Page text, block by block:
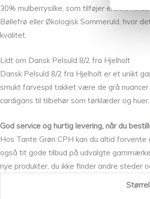
30% mulberrysilke, som tilføjer ekstra
Bøllefrø eller Økologisk Sommeruld, hvor
kvalitet.
Lidt om Dansk Pelsuld 8/2 fra Hjelholt
Dansk Pelsuld 8/2 fra Hjelholt er et unikt
smukt farvespil takket være de grå
cardigans til tilbehør som tørklæder og
God service og hurtig levering, når du
Hos Tante Grøn CPH kan du altid
også tit gode tilbud på udvalgte
nye produkter, du ikke finder andre steder